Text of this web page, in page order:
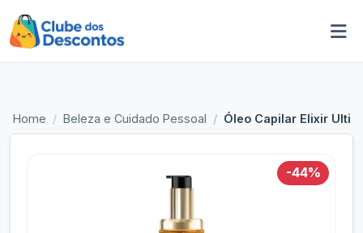
Home Beleza e Cuidado Pessoal Óleo Capilar Elixir
-44%